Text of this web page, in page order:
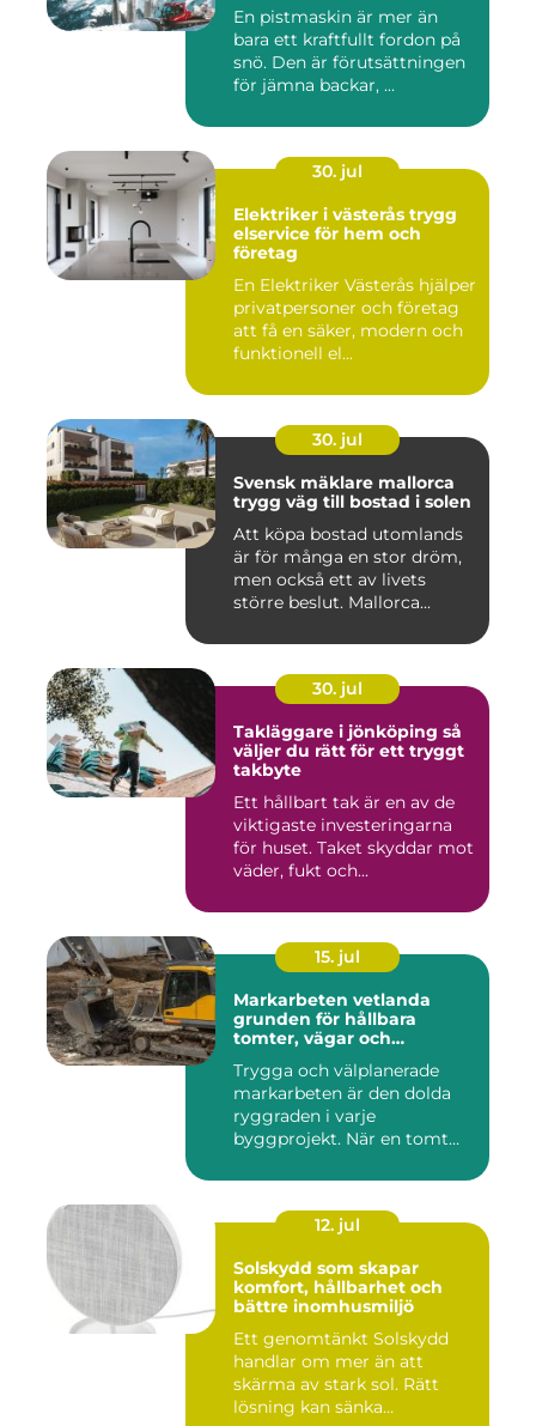
En pistmaskin är mer än
bara ett kraftfullt fordon på
snö. Den är förutsättningen
för jämna backar, ...
30. jul
Elektriker i västerås trygg
elservice för hem och
företag
En Elektriker Västerås hjälper
privatpersoner och företag
att få en säker, modern och
funktionell el...
30. jul
Svensk mäklare mallorca
trygg väg till bostad i solen
Att köpa bostad utomlands
är för många en stor dröm,
men också ett av livets
större beslut. Mallorca...
30. jul
Takläggare i jönköping så
väljer du rätt för ett tryggt
takbyte
Ett hållbart tak är en av de
viktigaste investeringarna
för huset. Taket skyddar mot
väder, fukt och...
15. jul
Markarbeten vetlanda
grunden för hållbara
tomter, vägar och
Trygga och välplanerade
markarbeten är den dolda
ryggraden i varje
byggprojekt. När en tomt
12. jul
Solskydd som skapar
komfort, hållbarhet och
bättre inomhusmiljö
Ett genomtänkt Solskydd
handlar om mer än att
skärma av stark sol. Rätt
lösning kan sänka